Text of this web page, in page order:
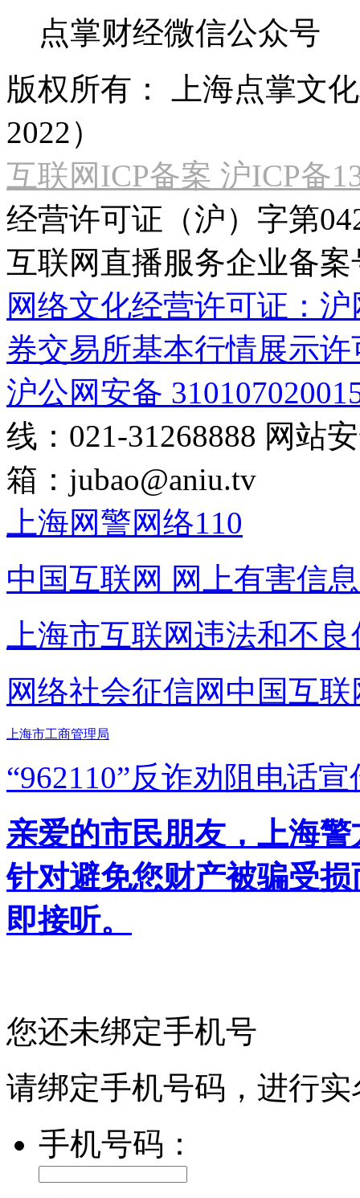
点掌财经微信公众号
版权所有：
上海点掌文
2022）
互联网ICP备案 沪ICP备
经营许可证（沪）字第
互联网直播服务企业备案
网络文化经营许可证：
券交易所基本行情展示许
沪公网安备
线：021-31268888 网站
箱： jubao@aniu.tv
上海网警网络110
中国互联网 网上有害信
上海市互联网违法和不
网络社会征信网 中国互
上海市工商管理局
“962110”反诈劝阻电话宣
亲爱的市民朋友，上海
针对避免您财产被骗受
即接听。
您还未绑定手机号
请绑定手机号码，进行
手机号码：